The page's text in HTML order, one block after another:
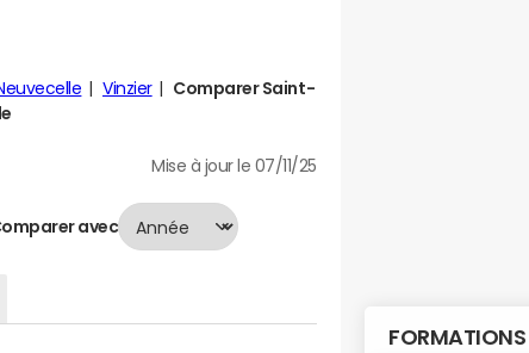
Vinzier
Comparer Saint-
Mise à jour le 07/11/25
avec
FORMATIONS